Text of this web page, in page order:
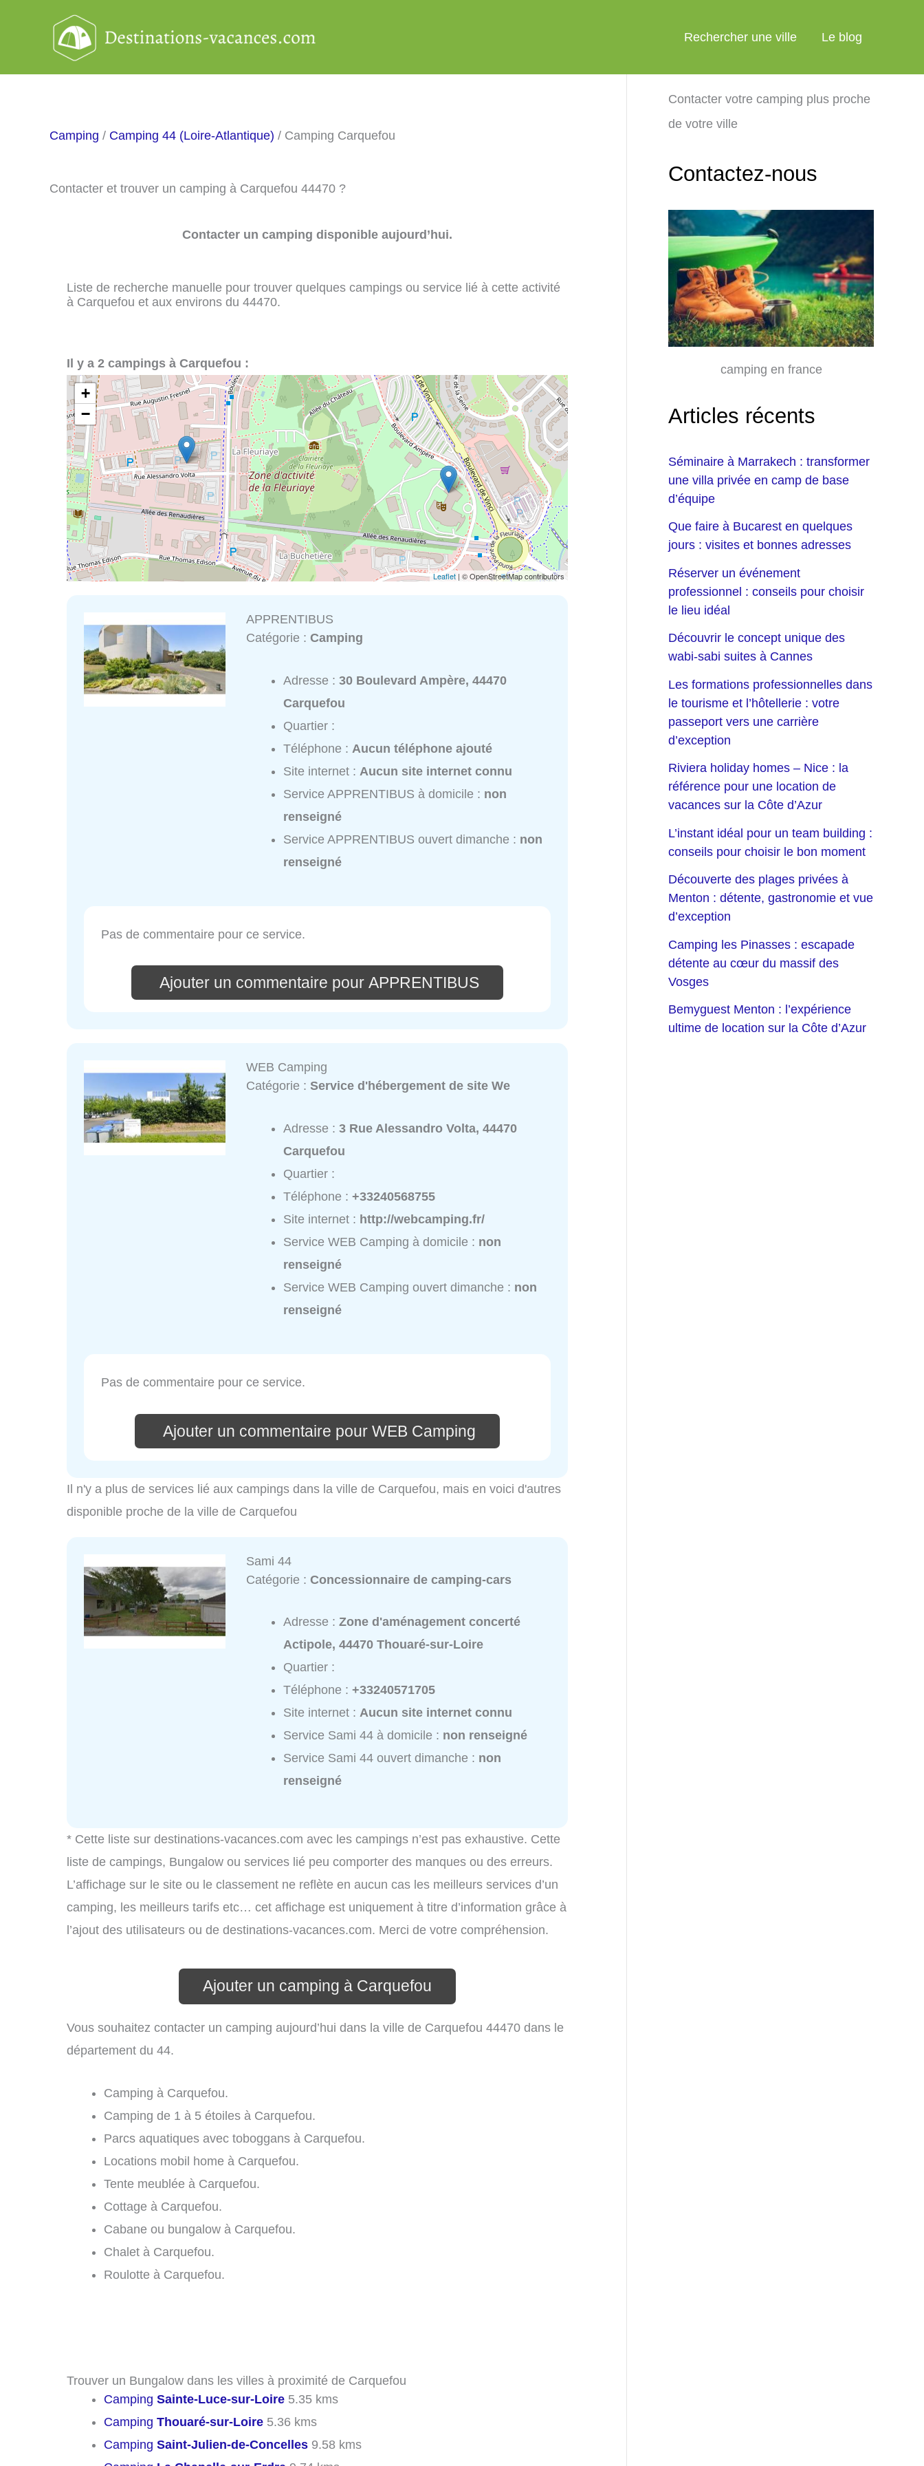
Rechercher une ville Le blog
Camping / Camping 44 (Loire-Atlantique) / Camping Carquefou
Contacter et trouver un camping à Carquefou 44470 ?
Contacter un camping disponible aujourd’hui.
Liste de recherche manuelle pour trouver quelques campings ou service lié à cette activité
à Carquefou et aux environs du 44470.
Il y a 2 campings à Carquefou :
+
−
Leaflet | © OpenStreetMap contributors
APPRENTIBUS
Catégorie :Camping
Adresse :30 Boulevard Ampère, 44470
Carquefou
Quartier :
Téléphone : Aucun téléphone ajouté
Site internet : Aucun site internet connu
Service APPRENTIBUS à domicile : non
renseigné
Service APPRENTIBUS ouvert dimanche : non
renseigné
Pas de commentaire pour ce service.
Ajouter un commentaire pour APPRENTIBUS
WEB Camping
Catégorie :Service d'hébergement de site We
Adresse :3 Rue Alessandro Volta, 44470
Carquefou
Quartier :
Téléphone :+33240568755
Site internet : http://webcamping.fr/
Service WEB Camping à domicile : non
renseigné
Service WEB Camping ouvert dimanche : non
renseigné
Pas de commentaire pour ce service.
Ajouter un commentaire pour WEB Camping
Il n'y a plus de services lié aux campings dans la ville de Carquefou, mais en voici d'autres
disponible proche de la ville de Carquefou
Sami 44
Catégorie :Concessionnaire de camping-cars
Adresse :Zone d'aménagement concerté
Actipole, 44470 Thouaré-sur-Loire
Quartier :
Téléphone :+33240571705
Site internet :Aucun site internet connu
Service Sami 44 à domicile : non renseigné
Service Sami 44 ouvert dimanche : non
renseigné
* Cette liste sur destinations-vacances.com avec les campings n’est pas exhaustive. Cette
liste de campings, Bungalow ou services lié peu comporter des manques ou des erreurs.
L’affichage sur le site ou le classement ne reflète en aucun cas les meilleurs services d’un
camping, les meilleurs tarifs etc… cet affichage est uniquement à titre d’information grâce à
l’ajout des utilisateurs ou de destinations-vacances.com. Merci de votre compréhension.
Ajouter un camping à Carquefou
Vous souhaitez contacter un camping aujourd’hui dans la ville de Carquefou 44470 dans le
département du 44.
Camping à Carquefou.
Camping de 1 à 5 étoiles à Carquefou.
Parcs aquatiques avec toboggans à Carquefou.
Locations mobil home à Carquefou.
Tente meublée à Carquefou.
Cottage à Carquefou.
Cabane ou bungalow à Carquefou.
Chalet à Carquefou.
Roulotte à Carquefou.
Trouver un Bungalow dans les villes à proximité de Carquefou
Camping Sainte-Luce-sur-Loire 5.35 kms
Camping Thouaré-sur-Loire 5.36 kms
Camping Saint-Julien-de-Concelles 9.58 kms
Contacter votre camping plus proche
de votre ville
Contactez-nous
camping en france
Articles récents
Séminaire à Marrakech : transformer
une villa privée en camp de base
d’équipe
Que faire à Bucarest en quelques
jours : visites et bonnes adresses
Réserver un événement
professionnel : conseils pour choisir
le lieu idéal
Découvrir le concept unique des
wabi-sabi suites à Cannes
Les formations professionnelles dans
le tourisme et l’hôtellerie : votre
passeport vers une carrière
d’exception
Riviera holiday homes – Nice : la
référence pour une location de
vacances sur la Côte d’Azur
L’instant idéal pour un team building :
conseils pour choisir le bon moment
Découverte des plages privées à
Menton : détente, gastronomie et vue
d’exception
Camping les Pinasses : escapade
détente au cœur du massif des
Vosges
Bemyguest Menton : l’expérience
ultime de location sur la Côte d’Azur